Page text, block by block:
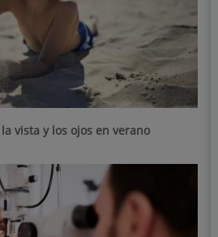
vista y los ojos en verano